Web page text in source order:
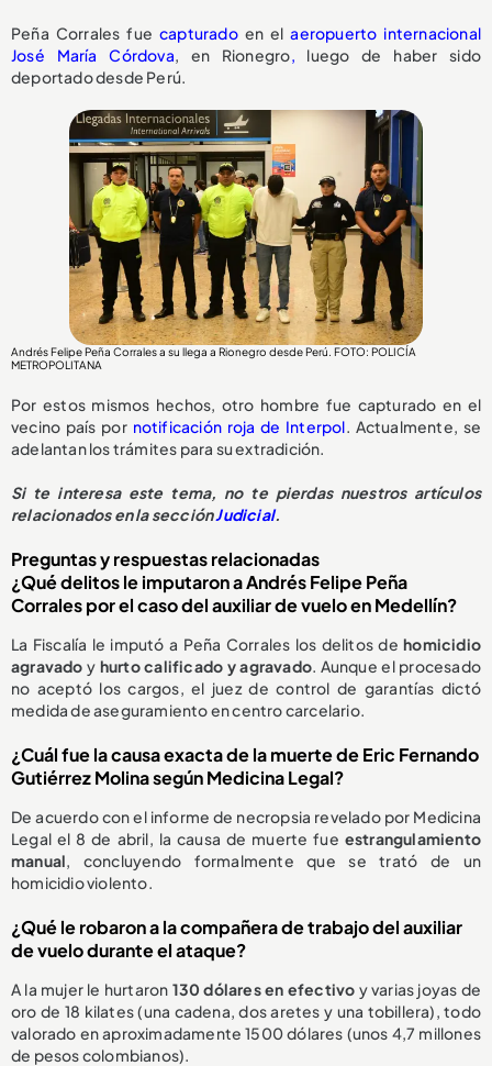
Peña Corrales fue capturadoen elaeropuerto internacional
José María Córdova, en Rionegro, luego de haber sido
deportado desde Perú.
Andrés Felipe Peña Corrales a su llega a Rionegro desde Perú. FOTO: POLICÍA
METROPOLITANA
Por estos mismos hechos, otro hombre fue capturado en el
vecino país por notificación roja de Interpol. Actualmente, se
adelantan los trámites para su extradición.
Si te interesa este tema, no te pierdas nuestros artículos
relacionados en la secciónJudicial.
Preguntas y respuestas relacionadas
¿Qué delitos le imputaron a Andrés Felipe Peña
Corrales por el caso del auxiliar de vuelo en Medellín?
La Fiscalía le imputó a Peña Corrales los delitos dehomicidio
agravado y hurto calificado y agravado. Aunque el procesado
no aceptó los cargos, el juez de control de garantías dictó
medida de aseguramiento en centro carcelario.
¿Cuál fue la causa exacta de la muerte de Eric Fernando
Gutiérrez Molina según Medicina Legal?
De acuerdo con el informe de necropsia revelado por Medicina
Legal el 8 de abril, la causa de muerte fue estrangulamiento
manual, concluyendo formalmente que se trató de un
homicidio violento.
¿Qué le robaron a la compañera de trabajo del auxiliar
de vuelo durante el ataque?
A la mujer le hurtaron 130 dólares en efectivo y varias joyas de
oro de 18 kilates (una cadena, dos aretes y una tobillera), todo
valorado en aproximadamente 1500 dólares (unos 4,7 millones
de pesos colombianos).